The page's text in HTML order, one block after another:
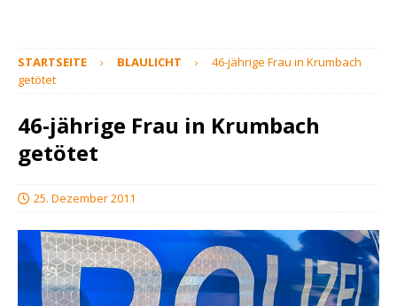
STARTSEITE BLAULICHT
46-jährige Frau in Krumbach
getötet
46-jährige Frau in Krumbach
getötet
25. Dezember 2011